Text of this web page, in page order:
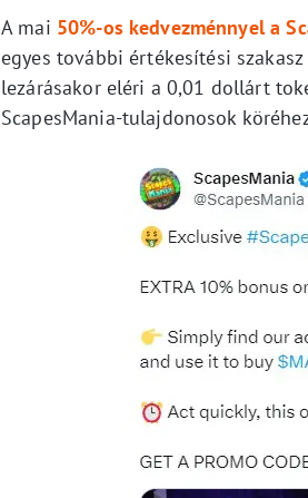
A mai 50%-os kedvezménnyela
egyes további értékesítési
lezárásakor eléri a 0,01 dollárt
ScapesMania-tulajdonosok